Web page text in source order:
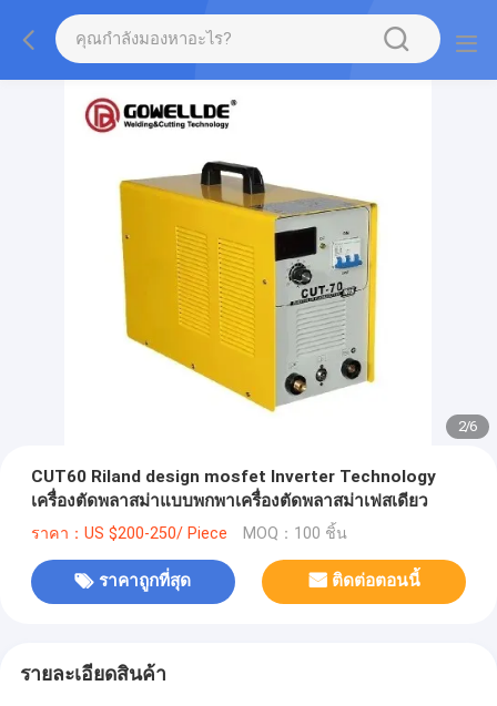
2/6
CUT60 Riland design mosfet Inverter Technology
เครื่องตัดพลาสม่าแบบพกพาเครื่องตัดพลาสม่าเฟสเดียว
ราคา：US $200-250/ Piece MOQ：100 ชิ้น
ราคาถูกที่สุด ติดต่อตอนนี้
รายละเอียดสินค้า